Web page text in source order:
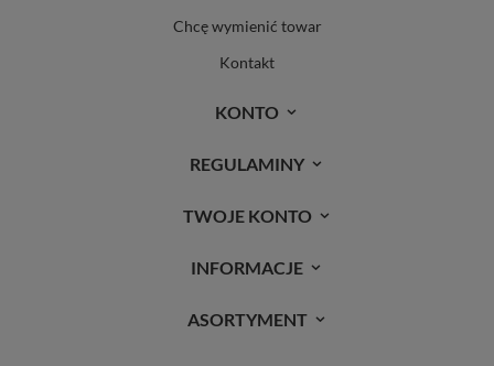
Chcę wymienić towar
Kontakt
KONTO
REGULAMINY
TWOJE KONTO
INFORMACJE
ASORTYMENT